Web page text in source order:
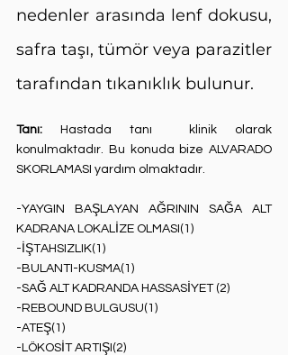
nedenler arasında lenf dokusu,
safra taşı, tümör veya parazitler
tarafından tıkanıklık bulunur.
Tanı:
Hastada tanı  klinik olarak
konulmaktadır. Bu konuda bize ALVARADO
SKORLAMASI yardım olmaktadır.
-YAYGIN BAŞLAYAN AĞRININ SAĞA ALT
KADRANA LOKALİZE OLMASI(1)
-İŞTAHSIZLIK(1)
-BULANTI-KUSMA(1)
-SAĞ ALT KADRANDA HASSASİYET (2)
-REBOUND BULGUSU(1)
-ATEŞ(1)
-LÖKOSİT ARTIŞI(2)